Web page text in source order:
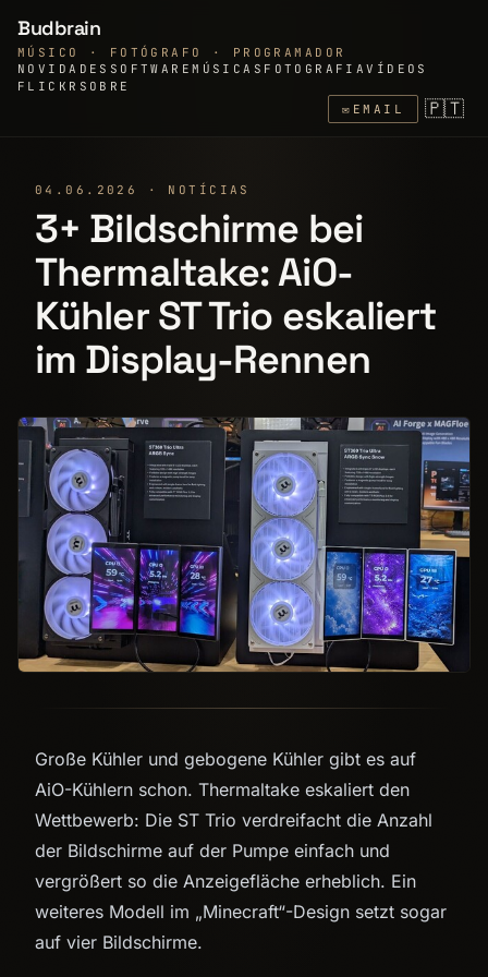
Budbrain
MÚSICO · FOTÓGRAFO · PROGRAMADOR
NOVIDADES SOFTWAREMÚSICAS FOTOGRAFIAVÍDEOS
FLICKR SOBRE
✉ EMAIL 🇵🇹
04.06.2026 · NOTÍCIAS
3+ Bildschirme bei
Thermaltake: AiO-
Kühler ST Trio eskaliert
im Display-Rennen
Große Kühler und gebogene Kühler gibt es auf
AiO-Kühlern schon. Thermaltake eskaliert den
Wettbewerb: Die ST Trio verdreifacht die Anzahl
der Bildschirme auf der Pumpe einfach und
vergrößert so die Anzeigefläche erheblich. Ein
weiteres Modell im „Minecraft“-Design setzt sogar
auf vier Bildschirme.